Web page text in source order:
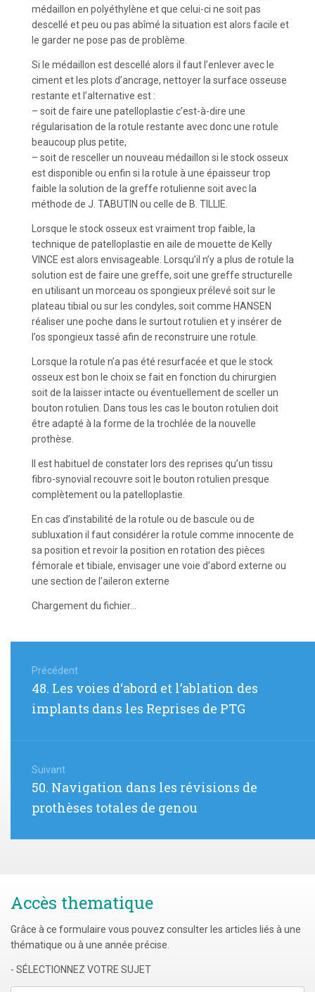
médaillon en polyéthylène et que celui-ci ne soit pas
descellé et peu ou pas abîmé la situation est alors facile et
le garder ne pose pas de problème.
Si le médaillon est descellé alors il faut l’enlever avec le
ciment et les plots d’ancrage, nettoyer la surface osseuse
restante et l’alternative est :
– soit de faire une patelloplastie c’est-à-dire une
régularisation de la rotule restante avec donc une rotule
beaucoup plus petite,
– soit de resceller un nouveau médaillon si le stock osseux
est disponible ou enfin si la rotule à une épaisseur trop
faible la solution de la greffe rotulienne soit avec la
méthode de J. TABUTIN ou celle de B. TILLIE.
Lorsque le stock osseux est vraiment trop faible, la
technique de patelloplastie en aile de mouette de Kelly
VINCE est alors envisageable. Lorsqu’il n’y a plus de rotule la
solution est de faire une greffe, soit une greffe structurelle
en utilisant un morceau os spongieux prélevé soit sur le
plateau tibial ou sur les condyles, soit comme HANSEN
réaliser une poche dans le surtout rotulien et y insérer de
l’os spongieux tassé afin de reconstruire une rotule.
Lorsque la rotule n’a pas été resurfacée et que le stock
osseux est bon le choix se fait en fonction du chirurgien
soit de la laisser intacte ou éventuellement de sceller un
bouton rotulien. Dans tous les cas le bouton rotulien doit
être adapté à la forme de la trochlée de la nouvelle
prothèse.
Il est habituel de constater lors des reprises qu’un tissu
fibro-synovial recouvre soit le bouton rotulien presque
complètement ou la patelloplastie.
En cas d’instabilité de la rotule ou de bascule ou de
subluxation il faut considérer la rotule comme innocente de
sa position et revoir la position en rotation des pièces
fémorale et tibiale, envisager une voie d’abord externe ou
une section de l’aileron externe
Chargement du fichier...
de
l’article
Précédent
Article
:
48. Les voies d‘abord et l’ablation des
implants dans les Reprises de PTG
Suivant
Article
:
50. Navigation dans les révisions de
prothèses totales de genou
Accès thematique
Grâce à ce formulaire vous pouvez consulter les articles liés à une
thématique ou à une année précise.
- SÉLECTIONNEZ VOTRE SUJET